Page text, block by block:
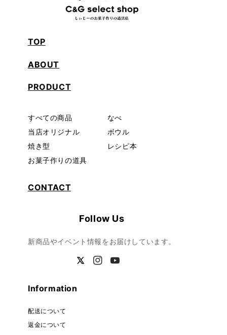
TOP
ABOUT
PRODUCT
すべての商品
当店オリジナル
焼き型
お菓子作りの道具
なべ
ボウル
レシピ本
CONTACT
Follow Us
新商品やイベント情報をお届けしています。
TwitterInstagram
YouTube
Information
配送について
返金について